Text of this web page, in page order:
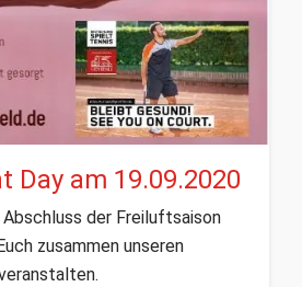
Day am 19.09.2020
Abschluss der Freiluftsaison
zusammen unseren